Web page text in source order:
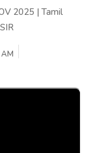
2025 | Tamil